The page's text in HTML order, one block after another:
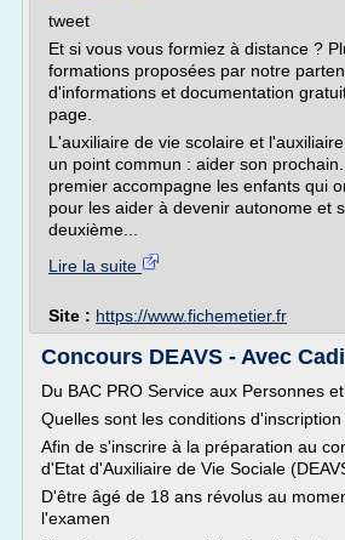
tweet
Et si vous vous formiez à distance ?
formations proposées par notre
d'informations et documentation
page.
L'auxiliaire de vie scolaire et
un point commun : aider son
premier accompagne les enfants qui
pour les aider à devenir autonome et
deuxième...
Lire la suite
Site : https://www.fichemetier.fr
Concours DEAVS - Avec
Du BAC PRO Service aux Personnes
Quelles sont les conditions d'inscription
Afin de s'inscrire à la préparation au
d'Etat d'Auxiliaire de Vie Sociale
D'être âgé de 18 ans révolus au
l'examen